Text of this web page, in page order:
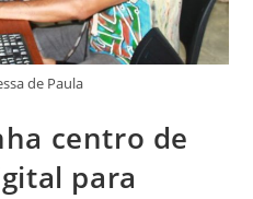
de Paula
centro de
para